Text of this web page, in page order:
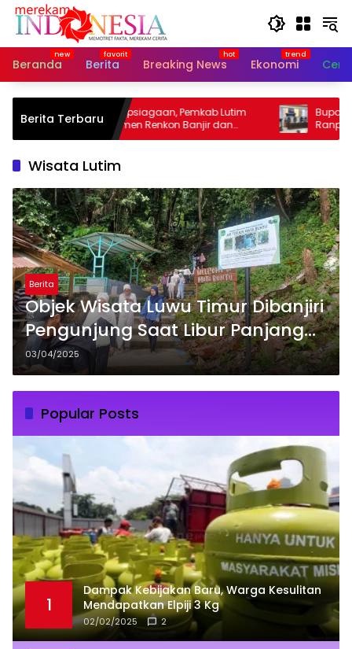
Langsung
Beranda
Berita Breaking News Ekonomi
Berita Terbaru
Perkuat Kesiapsiagaan, Pemkab Lutim
Susun Dokumen Renkon Banjir dan
Longsor 2026
Bupati
Ranperda
Waemami
Wisata Lutim
Berita
Objek Wisata Luwu Timur Dibanjiri
Pengunjung Saat Libur Panjang
Idul Fitri
03/04/2025
Popular Posts
1
Dampak Kebijakan Baru, Warga Kesulitan
Mendapatkan Elpiji 3 Kg
02/02/2025 2